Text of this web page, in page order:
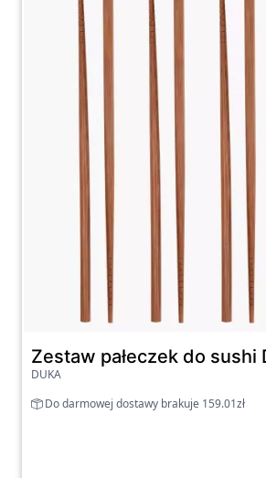
Zapraszamy do zapoznania się z
szeroką ofertą w kategorii
na naszej platformie zakupowej.
mógł znaleźć produkty, które
wpasują się w Twój gust oraz
nim Twoja kuchnia stanie się
którym przygotowywanie
przyjemnością, a podawanie ich
wyjątkowy charakter.
Zestaw pałeczek do sushi
DUKA
Do darmowej dostawy brakuje 159.01zł